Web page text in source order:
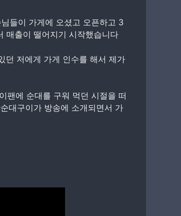
들이 가게에 오셨고 오픈하고 3
매출이 떨어지기 시작했습니다
던 저에게 가게 인수를 해서 제가
팬에 순대를 구워 먹던 시절을 떠
대구이가 방송에 소개되면서 가